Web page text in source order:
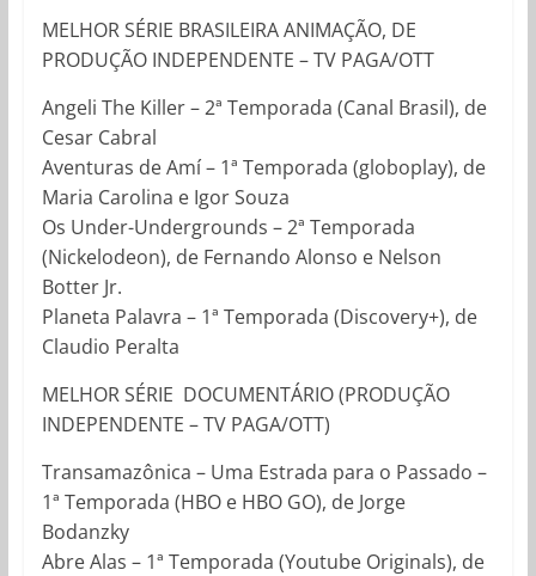
MELHOR SÉRIE BRASILEIRA ANIMAÇÃO, DE
PRODUÇÃO INDEPENDENTE – TV PAGA/OTT
Angeli The Killer – 2ª Temporada (Canal Brasil), de
Cesar Cabral
Aventuras de Amí – 1ª Temporada (globoplay), de
Maria Carolina e Igor Souza
Os Under-Undergrounds – 2ª Temporada
(Nickelodeon), de Fernando Alonso e Nelson
Botter Jr.
Planeta Palavra – 1ª Temporada (Discovery+), de
Claudio Peralta
MELHOR SÉRIE DOCUMENTÁRIO (PRODUÇÃO
INDEPENDENTE – TV PAGA/OTT)
Transamazônica – Uma Estrada para o Passado –
1ª Temporada (HBO e HBO GO), de Jorge
Bodanzky
Abre Alas – 1ª Temporada (Youtube Originals), de